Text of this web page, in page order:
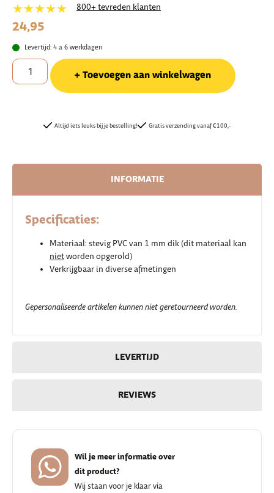
★★★★★ 800+ tevreden klanten
24,95
Levertijd: 4 a 6 werkdagen
Toevoegen aan winkelwagen
Altijd iets leuks bij je bestelling! Gratis verzending vanaf €100,-
INFORMATIE
LEVERTIJD
REVIEWS
Specificaties:
Materiaal: stevig PVC van 1 mm dik (dit materiaal kan
nietworden opgerold)
Verkrijgbaar in diverse afmetingen
Gepersonaliseerde artikelen kunnen niet geretourneerd worden.
Wil je meer informatie over
dit product?
Wij staan voor je klaar via